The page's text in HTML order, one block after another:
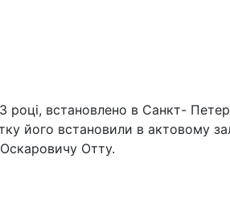
встановлено в Санкт-
його встановили в актовому
Отту.